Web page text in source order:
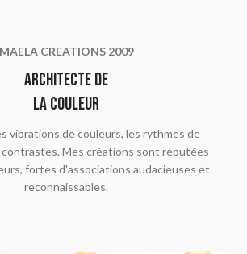
MAELA CREATIONS 2009
Architecte de
la couleur
vibrations de couleurs, les rythmes de
Mes créations sont réputées
fortes d'associations audacieuses et
reconnaissables.